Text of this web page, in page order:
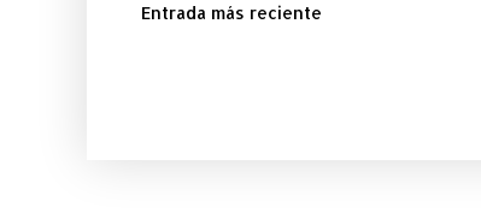
Entrada más reciente